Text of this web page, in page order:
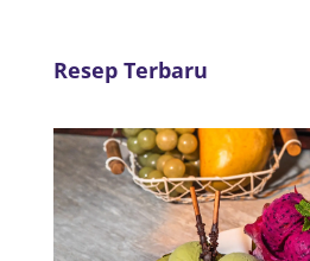
Resep Terbaru